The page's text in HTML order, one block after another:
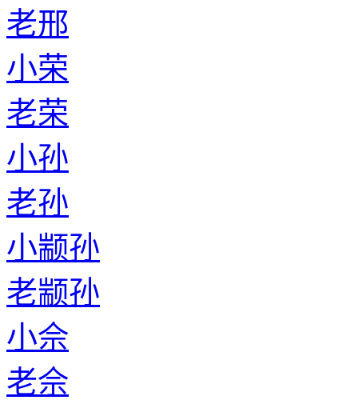
老邢
小荣
老荣
小孙
老孙
小颛孙
老颛孙
小佘
老佘